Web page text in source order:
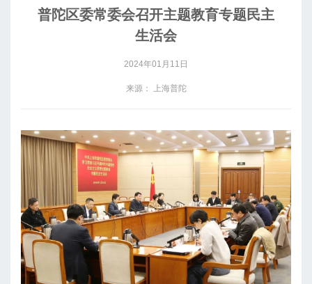
普陀区委常委会召开主题教育专题民主
生活会
2024年01月11日
来源： 上海普陀